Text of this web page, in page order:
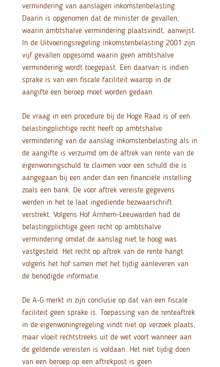
vermindering van aanslagen inkomstenbelasting.
Daarin is opgenomen dat de minister de gevallen,
waarin ambtshalve vermindering plaatsvindt, aanwijst.
In de Uitvoeringsregeling inkomstenbelasting 2001 zijn
vijf gevallen opgesomd waarin geen ambtshalve
vermindering wordt toegepast. Een daarvan is indien
sprake is van een fiscale faciliteit waarop in de
aangifte een beroep moet worden gedaan.
De vraag in een procedure bij de Hoge Raad is of een
belastingplichtige recht heeft op ambtshalve
vermindering van de aanslag inkomstenbelasting als in
de aangifte is verzuimd om de aftrek van rente van de
eigenwoningschuld te claimen voor een schuld die is
aangegaan bij een ander dan een financiële instelling
zoals een bank. De voor aftrek vereiste gegevens
werden in het te laat ingediende bezwaarschrift
verstrekt. Volgens Hof Arnhem-Leeuwarden had de
belastingplichtige geen recht op ambtshalve
vermindering omdat de aanslag niet te hoog was
vastgesteld. Het recht op aftrek van de rente hangt
volgens het hof samen met het tijdig aanleveren van
de benodigde informatie.
De A-G merkt in zijn conclusie op dat van een fiscale
faciliteit geen sprake is. Toepassing van de renteaftrek
in de eigenwoningregeling vindt niet op verzoek plaats,
maar vloeit rechtstreeks uit de wet voort wanneer aan
de geldende vereisten is voldaan. Het niet tijdig doen
van een beroep op een aftrekpost is geen